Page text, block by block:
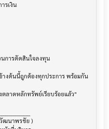
ารเงิน
การตัดสินใจลงทุน